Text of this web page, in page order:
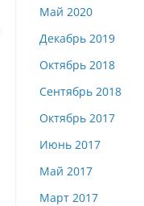
Май 2020
Декабрь 2019
Октябрь 2018
Сентябрь 2018
Октябрь 2017
Июнь 2017
Май 2017
Март 2017